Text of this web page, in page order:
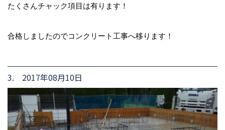
たくさんチャック項目は有ります！
合格しましたのでコンクリート工事へ移ります！
3. 2017年08月10日